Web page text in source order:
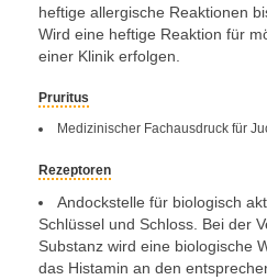
heftige allergische Reaktionen
Wird eine heftige Reaktion für
einer Klinik erfolgen.
Pruritus
Medizinischer Fachausdruck für
Rezeptoren
Andockstelle für biologisch
Schlüssel und Schloss. Bei der
Substanz wird eine biologische
das Histamin an den